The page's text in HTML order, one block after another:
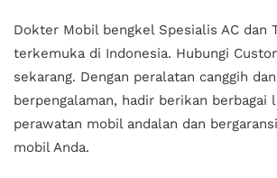
Dokter Mobil bengkel Spesialis AC dan
terkemuka di Indonesia. Hubungi
sekarang. Dengan peralatan canggih
berpengalaman, hadir berikan berbagai
perawatan mobil andalan dan
mobil Anda.